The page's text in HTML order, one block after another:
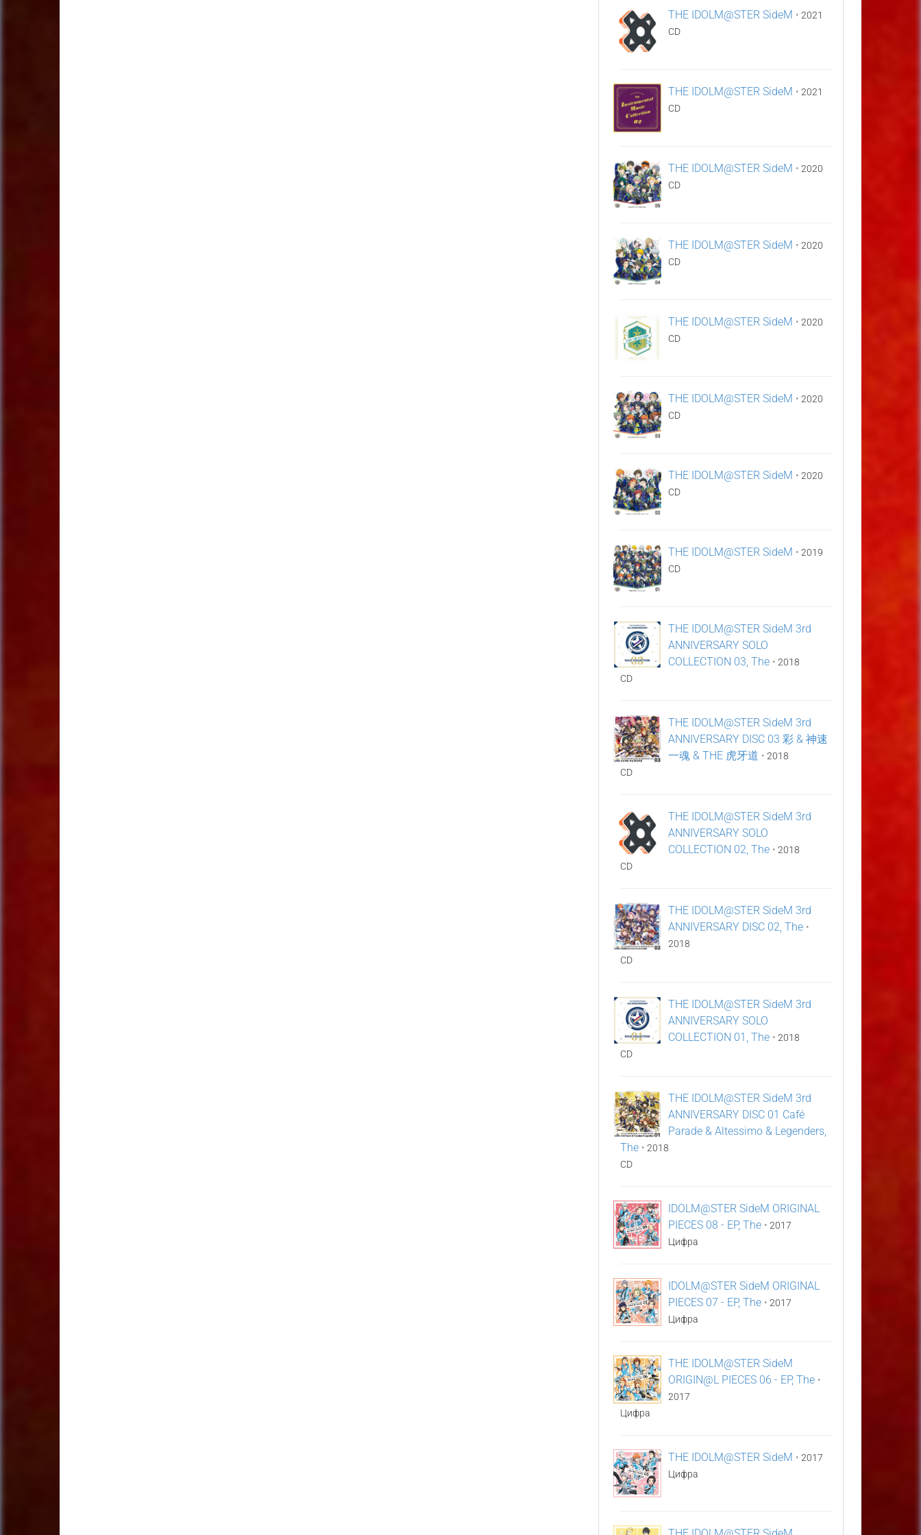
THE IDOLM@STER SideM • 2021
CD
THE IDOLM@STER SideM • 2021
CD
THE IDOLM@STER SideM • 2020
CD
THE IDOLM@STER SideM • 2020
CD
THE IDOLM@STER SideM • 2020
CD
THE IDOLM@STER SideM • 2020
CD
THE IDOLM@STER SideM • 2020
CD
THE IDOLM@STER SideM • 2019
CD
THE IDOLM@STER SideM 3rd
ANNIVERSARY SOLO
COLLECTION 03, The • 2018
CD
THE IDOLM@STER SideM 3rd
ANNIVERSARY DISC 03 彩 & 神速
一魂 & THE 虎牙道 • 2018
CD
THE IDOLM@STER SideM 3rd
ANNIVERSARY SOLO
COLLECTION 02, The • 2018
CD
THE IDOLM@STER SideM 3rd
ANNIVERSARY DISC 02, The •
2018
CD
THE IDOLM@STER SideM 3rd
ANNIVERSARY SOLO
COLLECTION 01, The • 2018
CD
THE IDOLM@STER SideM 3rd
ANNIVERSARY DISC 01 Café
Parade & Altessimo & Legenders,
The • 2018
CD
IDOLM@STER SideM ORIGINAL
PIECES 08 - EP, The • 2017
Цифра
IDOLM@STER SideM ORIGINAL
PIECES 07 - EP, The • 2017
Цифра
THE IDOLM@STER SideM
ORIGIN@L PIECES 06 - EP, The •
2017
Цифра
THE IDOLM@STER SideM • 2017
Цифра